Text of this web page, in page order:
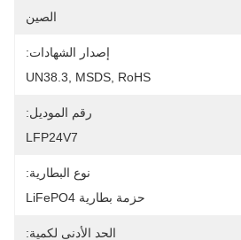
الصين
إصدار الشهادات:
UN38.3, MSDS, RoHS
رقم الموديل:
LFP24V7
نوع البطارية:
حزمة بطارية LiFePO4
الحد الأدنى لكمية: